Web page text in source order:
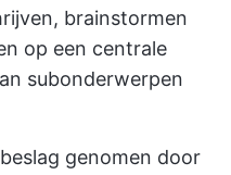
brainstormen
op een centrale
subonderwerpen
genomen door